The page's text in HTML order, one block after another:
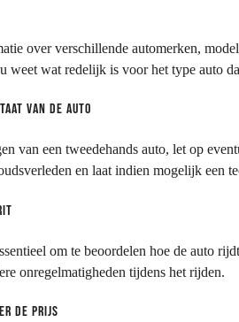
over verschillende automerken,
weet wat redelijk is voor het type auto
van de auto
van een tweedehands auto, let op
en laat indien mogelijk een
om te beoordelen hoe de auto
onregelmatigheden tijdens het rijden.
de prijs